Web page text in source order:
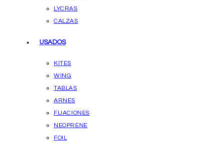
LYCRAS
CALZAS
USADOS
KITES
WING
TABLAS
ARNES
FIJACIONES
NEOPRENE
FOIL